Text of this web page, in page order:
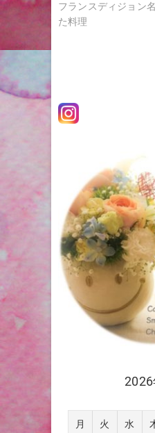
ビ
ョ
ン
稿:
の
投
フランスディジョン
た料理
2026
月 火 水